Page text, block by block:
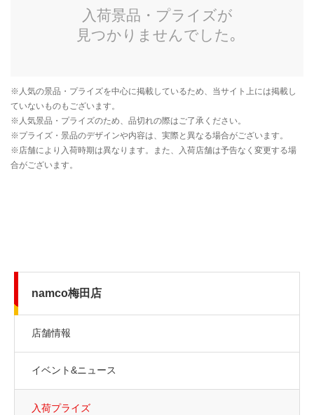
namco梅田店
店舗情報
イベント&ニュース
入荷プライズ